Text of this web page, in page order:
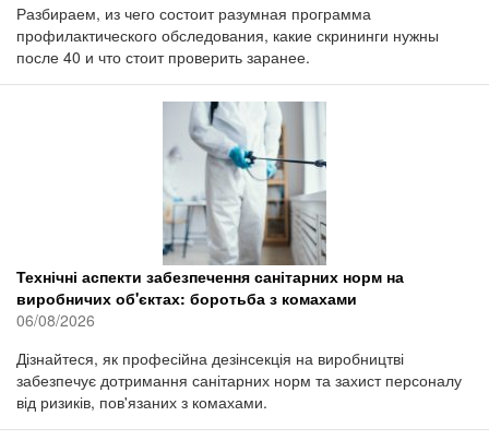
Разбираем, из чего состоит разумная программа
профилактического обследования, какие скрининги нужны
после 40 и что стоит проверить заранее.
Технічні аспекти забезпечення санітарних норм на
виробничих об'єктах: боротьба з комахами
06/08/2026
Дізнайтеся, як професійна дезінсекція на виробництві
забезпечує дотримання санітарних норм та захист персоналу
від ризиків, пов'язаних з комахами.